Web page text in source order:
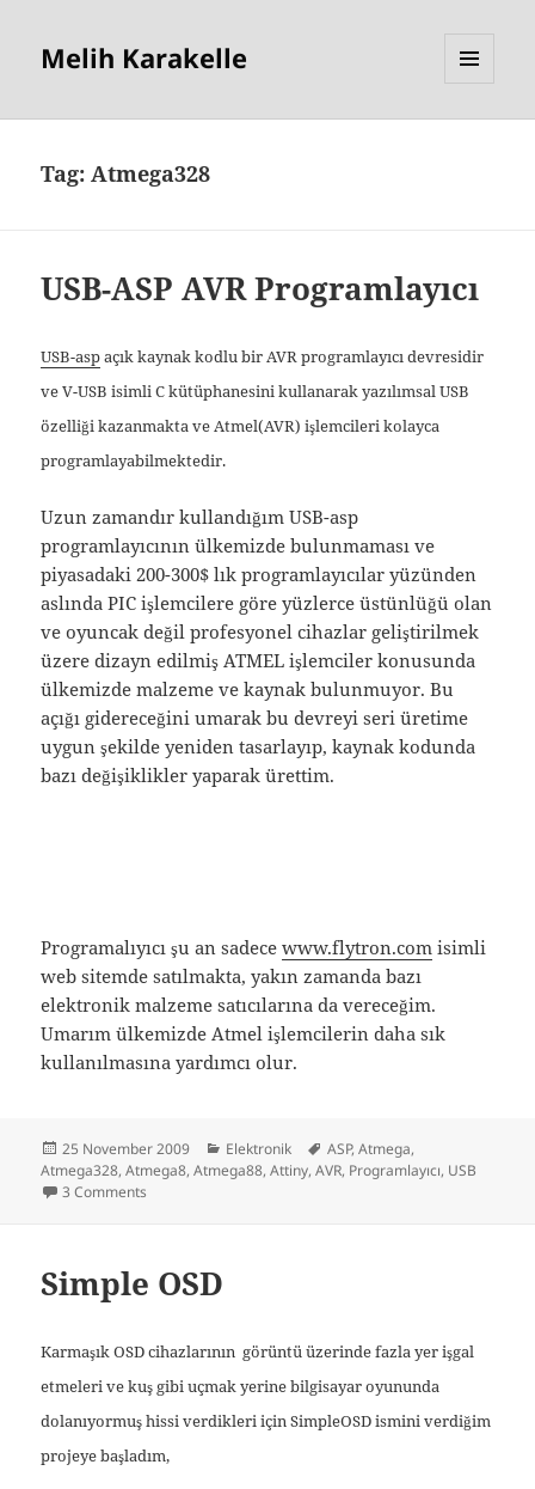
Melih Karakelle
Tag:Atmega328
USB-ASP AVR Programlayıcı
USB-aspaçık kaynak kodlu bir AVR programlayıcı devresidir
ve V-USB isimli C kütüphanesini kullanarak yazılımsal USB
özelliği kazanmakta ve Atmel(AVR) işlemcileri kolayca
programlayabilmektedir.
Uzun zamandır kullandığım USB-asp
programlayıcının ülkemizde bulunmaması ve
piyasadaki 200-300$ lık programlayıcılar yüzünden
aslında PIC işlemcilere göre yüzlerce üstünlüğü olan
ve oyuncak değil profesyonel cihazlar geliştirilmek
üzere dizayn edilmiş ATMEL işlemciler konusunda
ülkemizde malzeme ve kaynak bulunmuyor. Bu
açığı gidereceğini umarak bu devreyi seri üretime
uygun şekilde yeniden tasarlayıp, kaynak kodunda
bazı değişiklikler yaparak ürettim.
Programalıyıcı şu an sadecewww.flytron.com isimli
web sitemde satılmakta, yakın zamanda bazı
elektronik malzeme satıcılarına da vereceğim.
Umarım ülkemizde Atmel işlemcilerin daha sık
kullanılmasına yardımcı olur.
Posted
on
25 November 2009 Categories
Elektronik Tags
ASP,Atmega,
Atmega328,Atmega8,Atmega88,Attiny,AVR, Programlayıcı, USB
3 Comments
Simple OSD
Karmaşık OSD cihazlarının görüntü üzerinde fazla yer işgal
etmeleri ve kuş gibi uçmak yerine bilgisayar oyununda
dolanıyormuş hissi verdikleri için SimpleOSD ismini verdiğim
projeye başladım,